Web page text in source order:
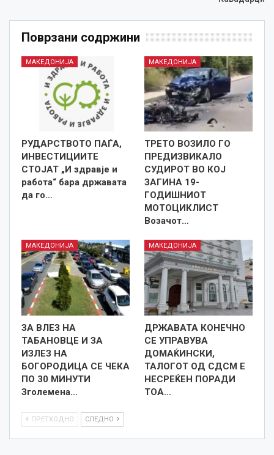
Поврзани содржини
МАКЕДОНИЈА
РУДАРСТВОТО ПАЃА,
ИНВЕСТИЦИИТЕ
СТОЈАТ „И здравје и
работа“ бара државата
да го…
МАКЕДОНИЈА
ТРЕТО ВОЗИЛО ГО
ПРЕДИЗВИКАЛО
СУДИРОТ ВО КОЈ
ЗАГИНА 19-
ГОДИШНИОТ
МОТОЦИКЛИСТ
Возачот…
МАКЕДОНИЈА
ЗА ВЛЕЗ НА
ТАБАНОВЦЕ И ЗА
ИЗЛЕЗ НА
БОГОРОДИЦА СЕ ЧЕКА
ПО 30 МИНУТИ
Зголемена…
МАКЕДОНИЈА
ДРЖАВАТА КОНЕЧНО
СЕ УПРАВУВА
ДОМАЌИНСКИ,
ТАЛОГОТ ОД СДСМ Е
НЕСРЕЌЕН ПОРАДИ
ТОА…
ПРЕТХОДНО СЛЕДНО